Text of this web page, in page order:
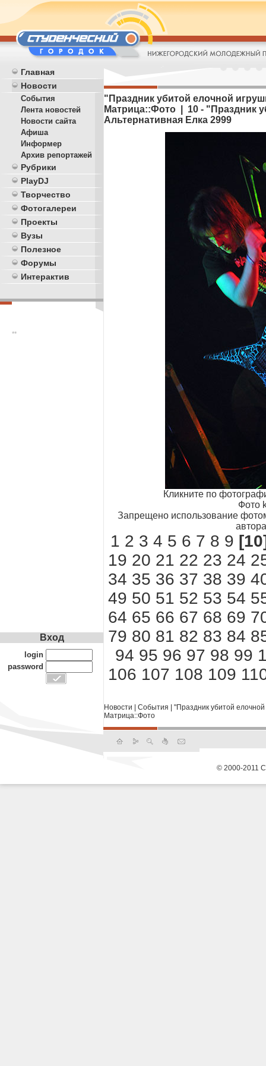
Главная
Новости
События
Лента новостей
Новости сайта
Афиша
Информер
Архив репортажей
Рубрики
PlayDJ
Творчество
Фотогалереи
Проекты
Вузы
Полезное
Форумы
Интерактив
**
"Праздник убитой елочной
Матрица::Фото | 10 - "Праздник
Альтернативная Елка 2999
Кликните по
Фото
Запрещено использование
1 2 3 4 5 6 7 8 9
19 20 21 22 23 24
34 35 36 37 38 39
49 50 51 52 53 54
64 65 66 67 68 69
79 80 81 82 83 84
94 95 96 97 98 99
106 107 108 109
Новости События
"Праздник убитой
Матрица::Фото
Вход
login
password
© 2000-2011